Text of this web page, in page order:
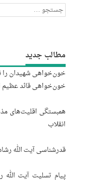
جستجو
برای:
مطالب جدید
خون‌خواهی شهیدان را
خون‌خواهی قائد عظیم
همبستگی اقلیت‌های
انقلاب
قدرشناسی آیت الله
پیام تسلیت آیت الله